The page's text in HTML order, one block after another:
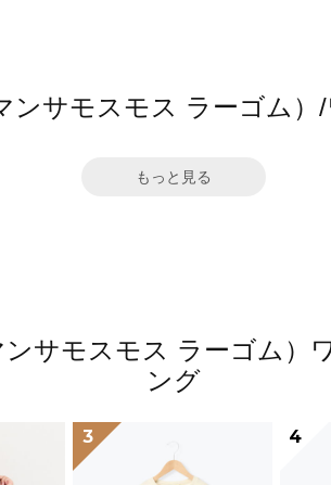
ンサモスモス ラーゴム
もっと見る
ンサモスモス ラーゴム）
ング
3 4